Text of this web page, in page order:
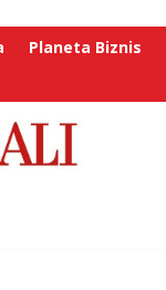
Planeta Biznis